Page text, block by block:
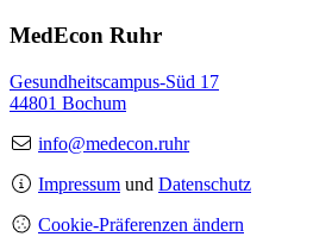
MedEcon Ruhr
Gesundheitscampus-Süd 17
44801 Bochum
info@medecon.ruhr
Impressum und Datenschutz
Cookie-Präferenzen ändern